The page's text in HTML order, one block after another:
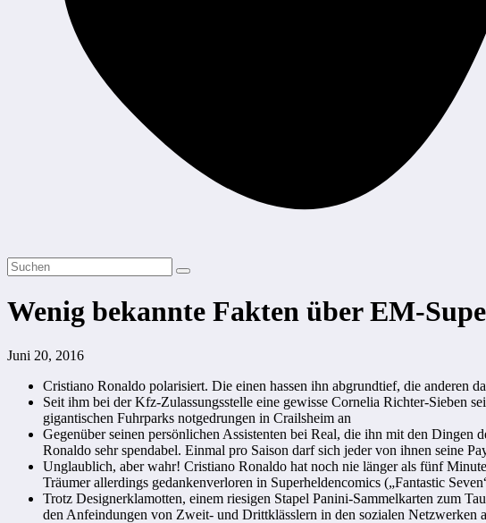
Wenig bekannte Fakten über EM-
Juni 20, 2016
Cristiano Ronaldo polarisiert. Die einen hassen ihn abgrundtief, die anderen
Seit ihm bei der Kfz-Zulassungsstelle eine gewisse Cornelia Richter-Sieben
gigantischen Fuhrparks notgedrungen in Crailsheim an
Gegenüber seinen persönlichen Assistenten bei Real, die ihn mit den
Ronaldo sehr spendabel. Einmal pro Saison darf sich jeder von ihnen seine
Unglaublich, aber wahr! Cristiano Ronaldo hat noch nie länger als fünf
Träumer allerdings gedankenverloren in Superheldencomics („Fantastic
Trotz Designerklamotten, einem riesigen Stapel Panini-Sammelkarten zum
den Anfeindungen von Zweit- und Drittklässlern in den sozialen Netzwerken